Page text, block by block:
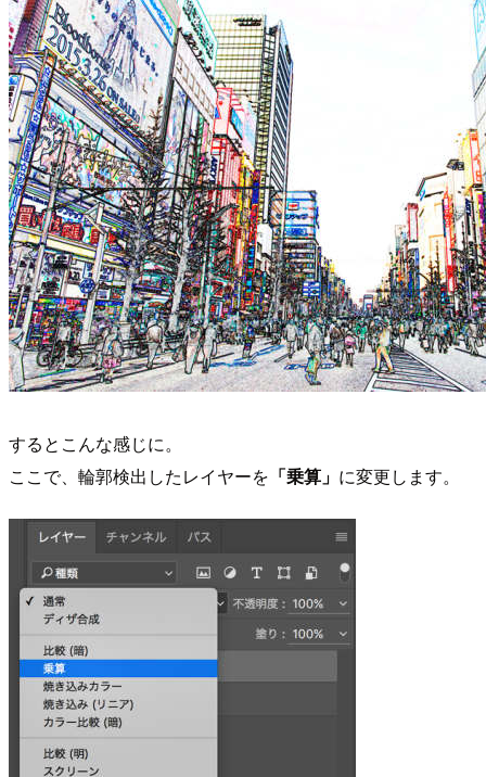
するとこんな感じに。
ここで、輪郭検出したレイヤーを 「乗算」 に変更します。